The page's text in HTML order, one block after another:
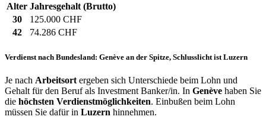
Alter Jahresgehalt (Brutto)
30
125.000 CHF
42
74.286 CHF
Verdienst nach Bundesland: Genève an der Spitze, Schlusslicht ist Luzern
Je nach Arbeitsort ergeben sich Unterschiede beim Lohn und
Gehalt für den Beruf als Investment Banker/in. In Genève haben Sie
die höchsten Verdienstmöglichkeiten. Einbußen beim Lohn
müssen Sie dafür in Luzern hinnehmen.